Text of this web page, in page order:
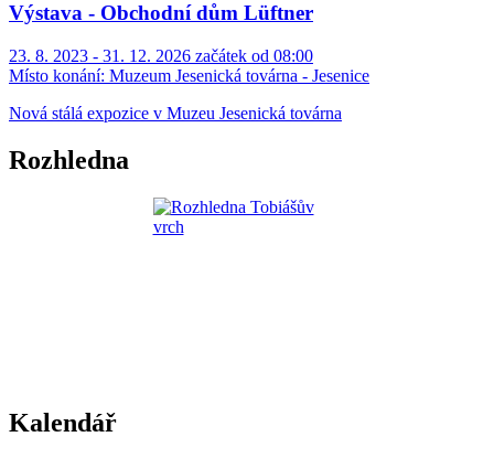
Výstava - Obchodní dům Lüftner
23. 8. 2023 - 31. 12. 2026 začátek od 08:00
Místo konání: Muzeum Jesenická továrna - Jesenice
Nová stálá expozice v Muzeu Jesenická továrna
Rozhledna
Kalendář